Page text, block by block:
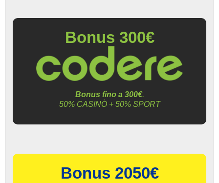
Bonus 300€
Bonus fino a 300€.
50% CASINÒ + 50% SPORT
Bonus 2050€